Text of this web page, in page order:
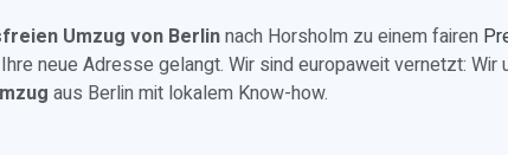
Umzug von Berlinnach Horsholm zu einem fairen
neue Adresse gelangt. Wir sind europaweit vernetzt: Wir
aus Berlin mit lokalem Know-how.